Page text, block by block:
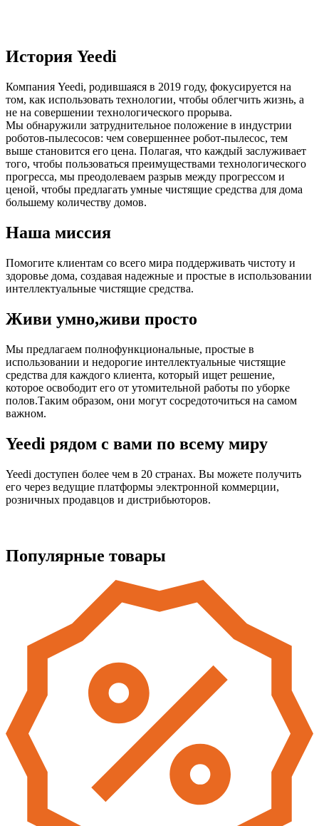
История Yeedi
Компания Yeedi, родившаяся в 2019 году, фокусируется на
том, как использовать технологии, чтобы облегчить жизнь, а
не на совершении технологического прорыва.
Мы обнаружили затруднительное положение в индустрии
роботов-пылесосов: чем совершеннее робот-пылесос, тем
выше становится его цена. Полагая, что каждый заслуживает
того, чтобы пользоваться преимуществами технологического
прогресса, мы преодолеваем разрыв между прогрессом и
ценой, чтобы предлагать умные чистящие средства для дома
большему количеству домов.
Наша миссия
Помогите клиентам со всего мира поддерживать чистоту и
здоровье дома, создавая надежные и простые в использовании
интеллектуальные чистящие средства.
Живи умно,живи просто
Мы предлагаем полнофункциональные, простые в
использовании и недорогие интеллектуальные чистящие
средства для каждого клиента, который ищет решение,
которое освободит его от утомительной работы по уборке
полов.Таким образом, они могут сосредоточиться на самом
важном.
Yeedi рядом с вами по всему миру
Yeedi доступен более чем в 20 странах. Вы можете получить
его через ведущие платформы электронной коммерции,
розничных продавцов и дистрибьюторов.
Популярные товары